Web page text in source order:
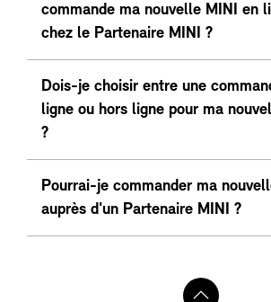
commande ma nouvelle MINI en
chez le Partenaire MINI ?
Dois-je choisir entre une
ligne ou hors ligne pour ma
?
Pourrai-je commander ma
auprès d'un Partenaire MINI ?